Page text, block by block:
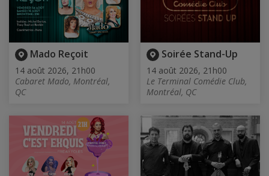
Mado Reçoit
14 août 2026, 21h00
Cabaret Mado, Montréal,
QC
Soirée Stand-Up
14 août 2026, 21h00
Le Terminal Comédie Club,
Montréal, QC